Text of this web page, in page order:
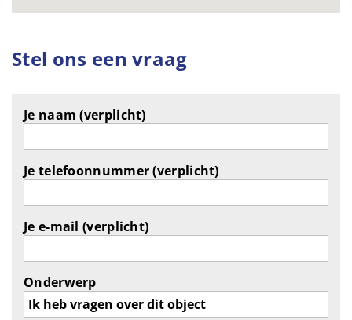
Stel ons een vraag
Je naam (verplicht)
Je telefoonnummer (verplicht)
Je e-mail (verplicht)
Onderwerp